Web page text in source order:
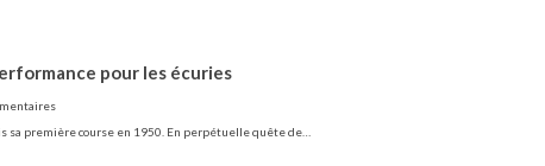
pour les écuries
sa première course en 1950. En perpétuelle quête de…